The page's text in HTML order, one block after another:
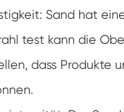
Sand hat
test kann die
dass Produkte